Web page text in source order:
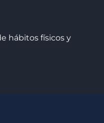
hábitos físicos y